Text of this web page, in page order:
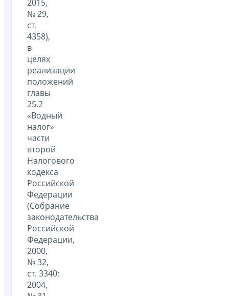
2015,
№ 29,
ст.
4358),
в
целях
реализации
положений
главы
25.2
«Водный
налог»
части
второй
Налогового
кодекса
Российской
Федерации
(Собрание
законодательства
Российской
Федерации,
2000,
№ 32,
ст. 3340;
2004,